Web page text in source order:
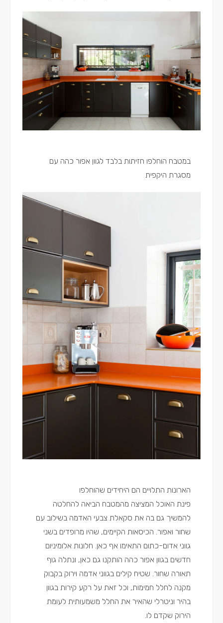
במטבח הוחלפו חזיתות בלבד לגוון אפור כהה עם
מסגרת היקפית
הארונות התלויים הם היחידים שהוחלפו
פינת האוכל המציצה מהמטבח הביאה להחלטה
להמשיך גם בה את סקאלת צבעי האדמה בשילוב עם
שחור ואפור. הכיסאות הקיימים, שהיו מרופדים בשני
גווני אדום-כתום התאימו אף כאן. חלונות אלומיניום
חדשים בגוון אפור כהה הותקנו גם כאן, ונתלה גוף
תאורה שחור. שטיח קילים בגווני אדמה וירוק בקבוק
מקנה לחלל חמימות, וכל זאת על רקע קירות בגוון
בהיר וניטרלי שהאיר את החלל משמעותית לעומת
הירוק שקדם לו.